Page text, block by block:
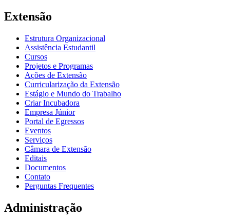
Extensão
Estrutura Organizacional
Assistência Estudantil
Cursos
Projetos e Programas
Ações de Extensão
Curricularização da Extensão
Estágio e Mundo do Trabalho
Criar Incubadora
Empresa Júnior
Portal de Egressos
Eventos
Serviços
Câmara de Extensão
Editais
Documentos
Contato
Perguntas Frequentes
Administração